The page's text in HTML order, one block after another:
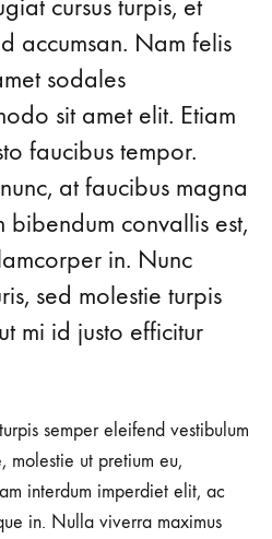
accumsan. Nam felis
sodales
sit amet elit. Etiam
faucibus tempor.
at faucibus magna
bibendum convallis est,
in. Nunc
sed molestie turpis
mi id justo efficitur
semper eleifend vestibulum
molestie ut pretium eu,
interdum imperdiet elit, ac
in. Nulla viverra maximus